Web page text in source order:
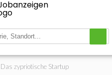
Das zypriotische Startup